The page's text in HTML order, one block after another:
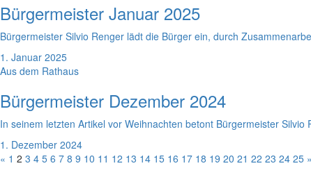
Bürgermeister Januar 2025
Bürgermeister Silvio Renger lädt die Bürger ein, durch
1. Januar 2025
Aus dem Rathaus
Bürgermeister Dezember 2024
In seinem letzten Artikel vor Weihnachten betont Bürgermeister
1. Dezember 2024
« 1 2 3 4 5 6 7 8 9 10 11 12 13 14 15 16 17 18 19 20 21 22 23 24 25 »